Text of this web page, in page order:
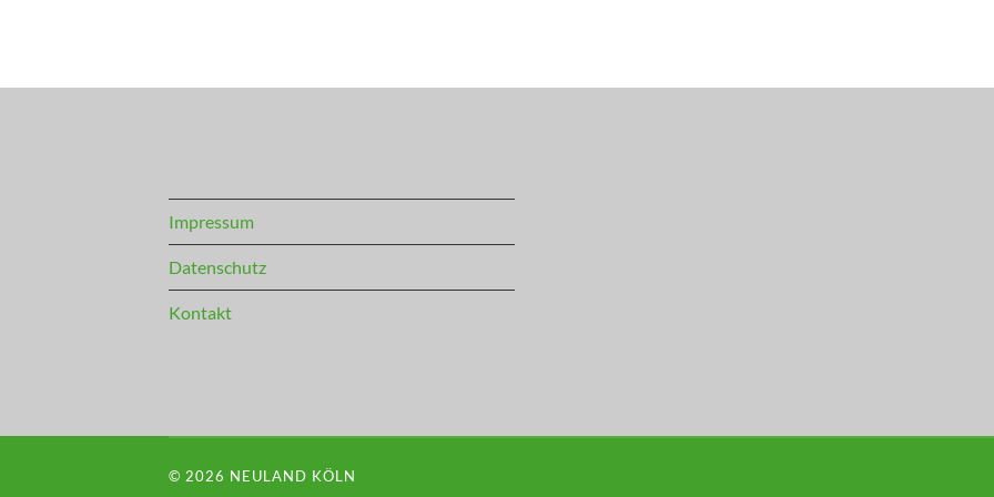
Impressum
Datenschutz
Kontakt
© 2026 NEULAND KÖLN